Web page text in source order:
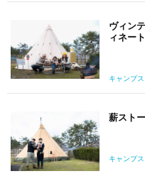
ヴィン
ィネート
キャンプ
薪スト
キャンプ